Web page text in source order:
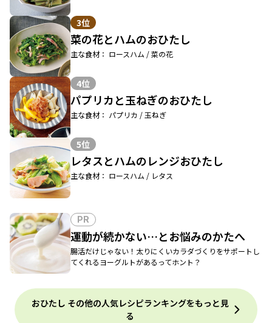
3位
菜の花とハムのおひたし
主な食材： ロースハム / 菜の花
4位
パプリカと玉ねぎのおひたし
主な食材： パプリカ / 玉ねぎ
5位
レタスとハムのレンジおひたし
主な食材： ロースハム / レタス
PR
運動が続かない…とお悩みのかたへ
腸活だけじゃない！太りにくいカラダづくりをサポートし
てくれるヨーグルトがあるってホント？
おひたし その他の人気レシピランキングをもっと見
る